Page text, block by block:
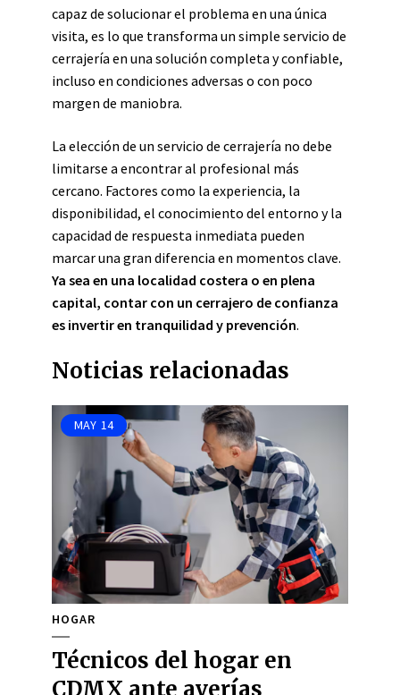
capaz de solucionar el problema en una única
visita, es lo que transforma un simple servicio de
cerrajería en una solución completa y confiable,
incluso en condiciones adversas o con poco
margen de maniobra.
La elección de un servicio de cerrajería no debe
limitarse a encontrar al profesional más
cercano. Factores como la experiencia, la
disponibilidad, el conocimiento del entorno y la
capacidad de respuesta inmediata pueden
marcar una gran diferencia en momentos clave.
Ya sea en una localidad costera o en plena
capital, contar con un cerrajero de confianza
es invertir en tranquilidad y prevención.
Noticias relacionadas
MAY 14
HOGAR
Técnicos del hogar en
CDMX ante averías